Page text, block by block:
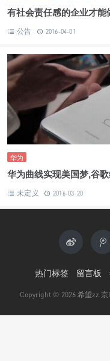
有社会责任感的企业才能
公告 2016-04-01
华为
华为曲线实现美国梦,谷
未定义 2016-03-20
热门标签 留言板
Copyright © 2026 希望zz 京